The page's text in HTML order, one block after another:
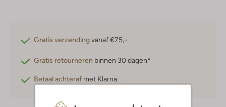
Gratis verzendingvanaf €75,-
Gratis retourneren binnen 30 dagen*
Betaal achteraf met Klarna